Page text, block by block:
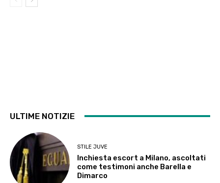
ULTIME NOTIZIE
STILE JUVE
Inchiesta escort a Milano, ascoltati
come testimoni anche Barella e
Dimarco